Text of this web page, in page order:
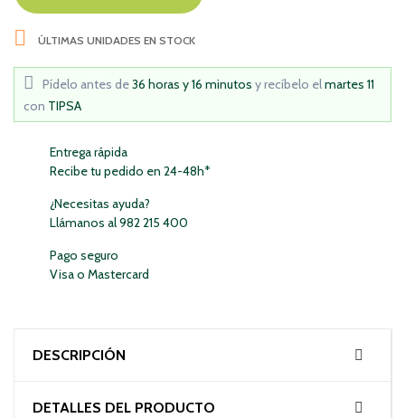
 ÚLTIMAS UNIDADES EN STOCK
Pídelo antes de36 horas y 16 minutos y recíbelo elmartes 11
con TIPSA
Entrega rápida
Recibe tu pedido en 24-48h*
¿Necesitas ayuda?
Llámanos al 982 215 400
Pago seguro
Visa o Mastercard
DESCRIPCIÓN
DETALLES DEL PRODUCTO